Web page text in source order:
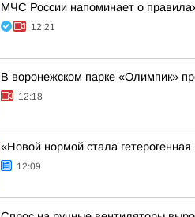
МЧС России напоминает о
12:21
В воронежском парке «Олимпик»
12:18
«Новой нормой стала
12:09